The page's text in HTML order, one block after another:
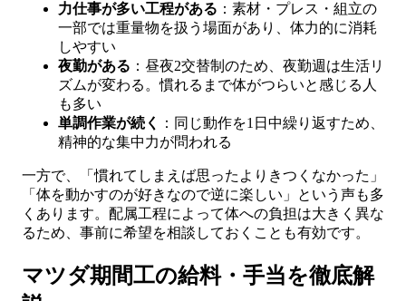
力仕事が多い工程がある ：素材・プレス・組立の
一部では重量物を扱う場面があり、体力的に消耗
しやすい
夜勤がある ：昼夜2交替制のため、夜勤週は生活リ
ズムが変わる。慣れるまで体がつらいと感じる人
も多い
単調作業が続く
：同じ動作を1日中繰り返すため、
精神的な集中力が問われる
一方で、「慣れてしまえば思ったよりきつくなかった」
「体を動かすのが好きなので逆に楽しい」という声も多
くあります。配属工程によって体への負担は大きく異な
るため、事前に希望を相談しておくことも有効です。
マツダ期間工の給料・手当を徹底解